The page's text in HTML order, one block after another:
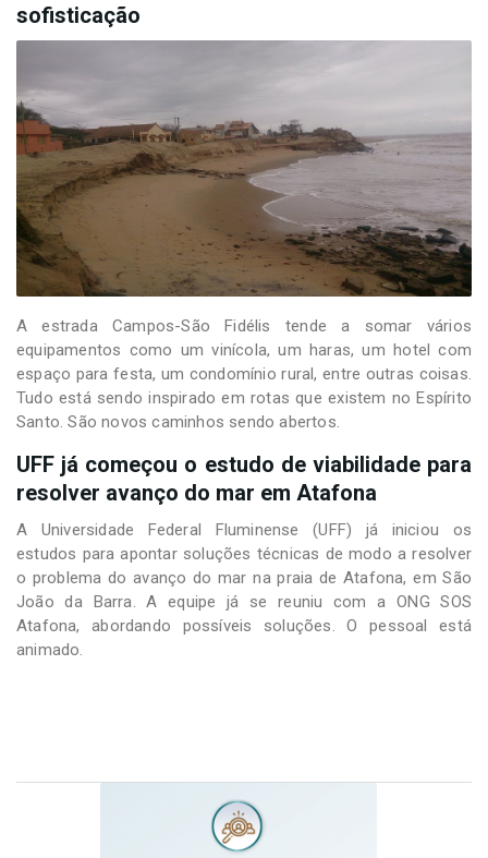
sofisticação
A estrada Campos-São Fidélis tende a somar vários
equipamentos como um vinícola, um haras, um hotel com
espaço para festa, um condomínio rural, entre outras coisas.
Tudo está sendo inspirado em rotas que existem no Espírito
Santo. São novos caminhos sendo abertos.
UFF já começou o estudo de viabilidade para
resolver avanço do mar em Atafona
A Universidade Federal Fluminense (UFF) já iniciou os
estudos para apontar soluções técnicas de modo a resolver
o problema do avanço do mar na praia de Atafona, em São
João da Barra. A equipe já se reuniu com a ONG SOS
Atafona, abordando possíveis soluções. O pessoal está
animado.